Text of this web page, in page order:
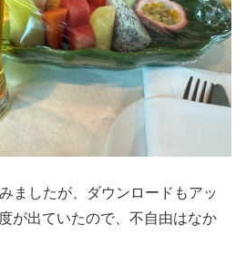
ましたが、ダウンロードもアッ
が出ていたので、不自由はなか